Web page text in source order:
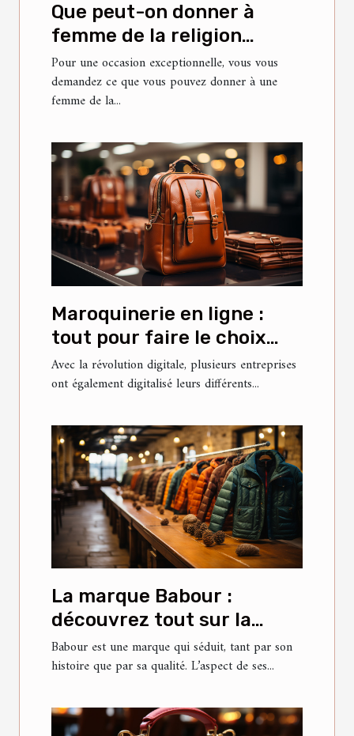
Que peut-on donner à
femme de la religion
islamique pour lui faire
plaisir ?
Pour une occasion exceptionnelle, vous vous
demandez ce que vous pouvez donner à une
femme de la...
Maroquinerie en ligne :
tout pour faire le choix
idéal ?
Avec la révolution digitale, plusieurs entreprises
ont également digitalisé leurs différents...
La marque Babour :
découvrez tout sur la
veste Bedale
Babour est une marque qui séduit, tant par son
histoire que par sa qualité. L’aspect de ses...